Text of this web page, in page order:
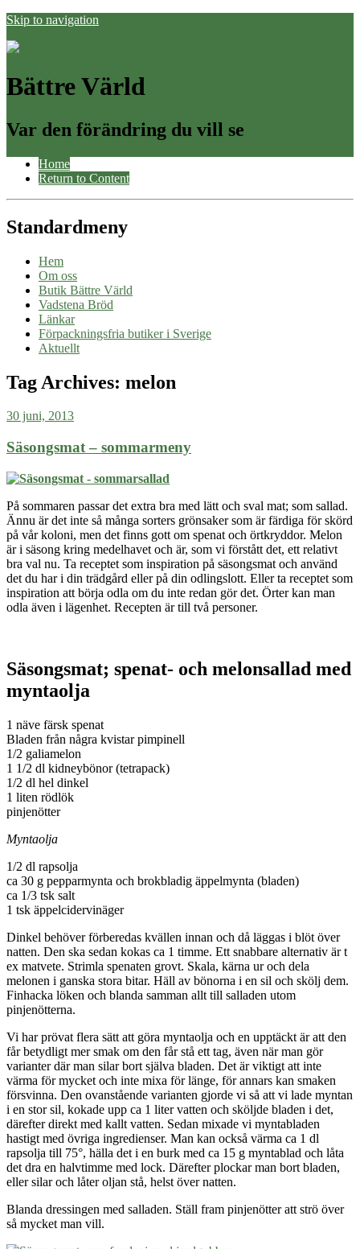
Skip to navigation
Bättre Värld
Var den förändring du vill se
Home
Return to Content
Standardmeny
Hem
Om oss
Butik Bättre Värld
Vadstena Bröd
Länkar
Förpackningsfria butiker i Sverige
Aktuellt
Tag Archives: melon
30 juni, 2013
Säsongsmat – sommarmeny
På sommaren passar det extra bra med lätt och sval mat; som sallad.
Ännu är det inte så många sorters grönsaker som är färdiga för skörd
på vår koloni, men det finns gott om spenat och örtkryddor. Melon
är i säsong kring medelhavet och är, som vi förstått det, ett relativt
bra val nu. Ta receptet som inspiration på säsongsmat och använd
det du har i din trädgård eller på din odlingslott. Eller ta receptet som
inspiration att börja odla om du inte redan gör det. Örter kan man
odla även i lägenhet. Recepten är till två personer.
Säsongsmat; spenat- och melonsallad med
myntaolja
1 näve färsk spenat
Bladen från några kvistar pimpinell
1/2 galiamelon
1 1/2 dl kidneybönor (tetrapack)
1/2 dl hel dinkel
1 liten rödlök
pinjenötter
Myntaolja
1/2 dl rapsolja
ca 30 g pepparmynta och brokbladig äppelmynta (bladen)
ca 1/3 tsk salt
1 tsk äppelcidervinäger
Dinkel behöver förberedas kvällen innan och då läggas i blöt över
natten. Den ska sedan kokas ca 1 timme. Ett snabbare alternativ är t
ex matvete. Strimla spenaten grovt. Skala, kärna ur och dela
melonen i ganska stora bitar. Häll av bönorna i en sil och skölj dem.
Finhacka löken och blanda samman allt till salladen utom
pinjenötterna.
Vi har prövat flera sätt att göra myntaolja och en upptäckt är att den
får betydligt mer smak om den får stå ett tag, även när man gör
varianter där man silar bort själva bladen. Det är viktigt att inte
värma för mycket och inte mixa för länge, för annars kan smaken
försvinna. Den ovanstående varianten gjorde vi så att vi lade myntan
i en stor sil, kokade upp ca 1 liter vatten och sköljde bladen i det,
därefter direkt med kallt vatten. Sedan mixade vi myntabladen
hastigt med övriga ingredienser. Man kan också värma ca 1 dl
rapsolja till 75°, hälla det i en burk med ca 15 g myntablad och låta
det dra en halvtimme med lock. Därefter plockar man bort bladen,
eller silar och låter oljan stå, helst över natten.
Blanda dressingen med salladen. Ställ fram pinjenötter att strö över
så mycket man vill.